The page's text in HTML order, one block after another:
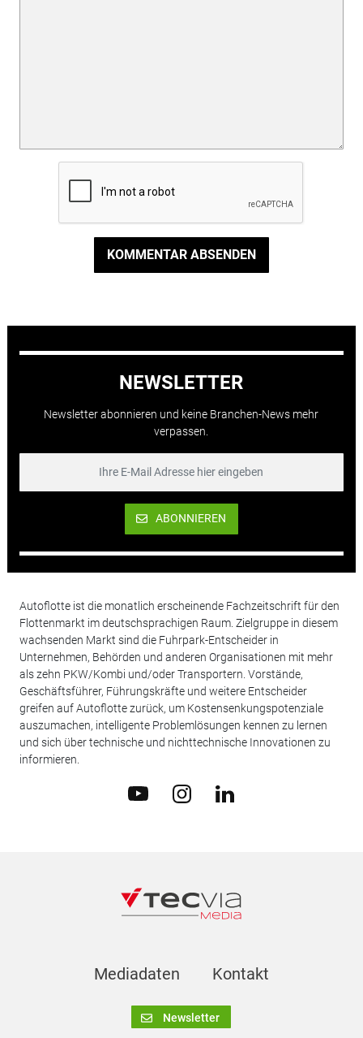
KOMMENTAR ABSENDEN
NEWSLETTER
Newsletter abonnieren und keine Branchen-News mehr
verpassen.
ABONNIEREN
Autoflotte ist die monatlich erscheinende Fachzeitschrift für den
Flottenmarkt im deutschsprachigen Raum. Zielgruppe in diesem
wachsenden Markt sind die Fuhrpark-Entscheider in
Unternehmen, Behörden und anderen Organisationen mit mehr
als zehn PKW/Kombi und/oder Transportern. Vorstände,
Geschäftsführer, Führungskräfte und weitere Entscheider
greifen auf Autoflotte zurück, um Kostensenkungspotenziale
auszumachen, intelligente Problemlösungen kennen zu lernen
und sich über technische und nichttechnische Innovationen zu
informieren.
Mediadaten Kontakt
Newsletter